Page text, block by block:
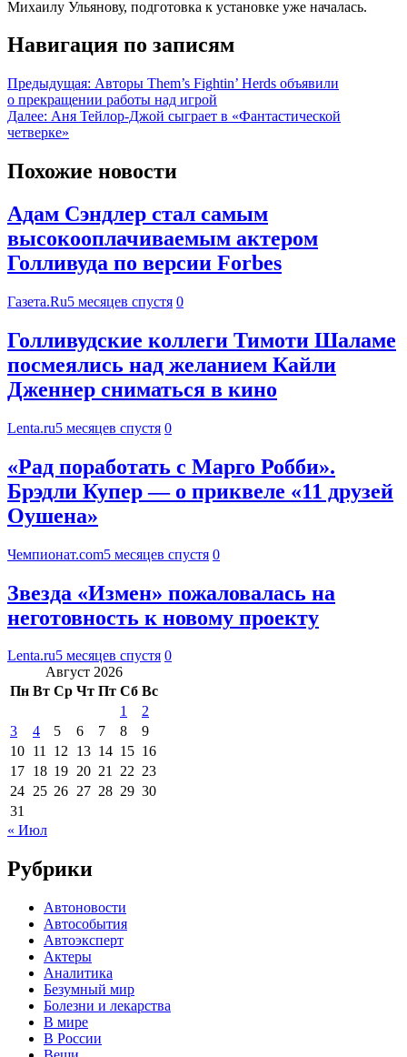
Михаилу Ульянову, подготовка к установке уже началась.
Навигация по записям
Предыдущая: Авторы Them’s Fightin’ Herds объявили
о прекращении работы над игрой
Далее: Аня Тейлор-Джой сыграет в «Фантастической
четверке»
Похожие новости
Адам Сэндлер стал самым
высокооплачиваемым актером
Голливуда по версии Forbes
Газета.Ru5 месяцев спустя 0
Голливудские коллеги Тимоти Шаламе
посмеялись над желанием Кайли
Дженнер сниматься в кино
Lenta.ru5 месяцев спустя 0
«Рад поработать с Марго Робби».
Брэдли Купер — о приквеле «11 друзей
Оушена»
Чемпионат.com5 месяцев спустя 0
Звезда «Измен» пожаловалась на
неготовность к новому проекту
Lenta.ru5 месяцев спустя 0
Август 2026
Пн Вт Ср Чт Пт Сб Вс
1
2
3
4 5 6 7 8
9
10 11 12 13 14 15 16
17 18 19 20 21 22 23
24 25 26 27 28 29 30
31
« Июл
Рубрики
Автоновости
Автособытия
Автоэксперт
Актеры
Аналитика
Безумный мир
Болезни и лекарства
В мире
В России